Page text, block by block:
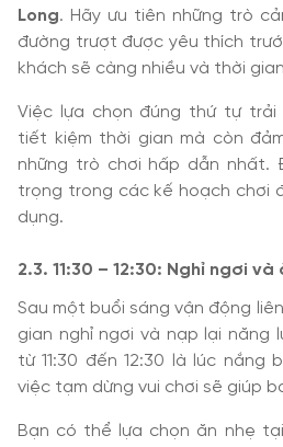
Long. Hãy ưu tiên những trò
đường trượt được yêu thích
khách sẽ càng nhiều và thời
Việc lựa chọn đúng thứ tự trải
tiết kiệm thời gian mà còn
những trò chơi hấp dẫn nhất.
trọng trong các kế hoạch chơi
dụng.
2.3. 11:30 – 12:30: Nghỉ ngơi và
Sau một buổi sáng vận động
gian nghỉ ngơi và nạp lại năng
từ 11:30 đến 12:30 là lúc
việc tạm dừng vui chơi sẽ giúp
Bạn có thể lựa chọn ăn nhẹ